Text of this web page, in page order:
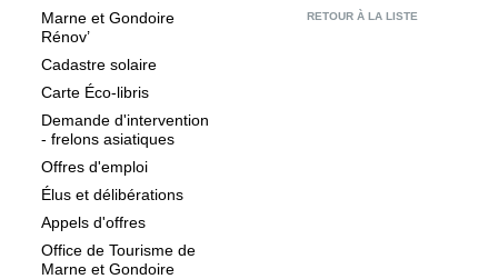
Marne et Gondoire
Rénov’
Cadastre solaire
Carte Éco-libris
Demande d'intervention
- frelons asiatiques
Offres d'emploi
Élus et délibérations
Appels d'offres
Office de Tourisme de
Marne et Gondoire
RETOUR À LA LISTE